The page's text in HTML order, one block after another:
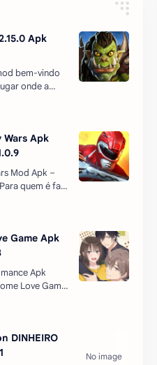
Apk
bem-vindo
onde a
e orcs está
da luz e lute
Wars Apk
Mod Apk –
quem é fan
vai baixar
Rita Repulsa
Game Apk
Apk
Love Game
pela editora
DINHEIRO